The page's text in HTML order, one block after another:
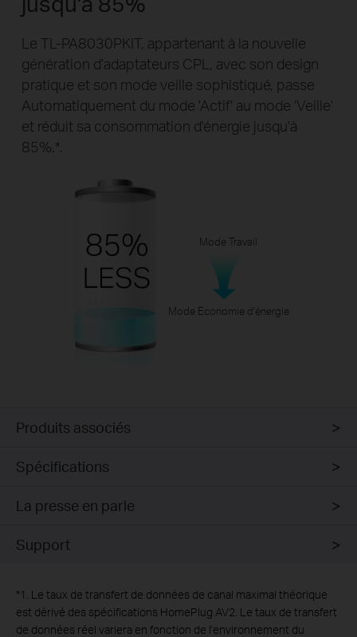
Le TL-PA8030PKIT, appartenant à la nouvelle
génération d'adaptateurs CPL, avec son design
pratique et son mode veille sophistiqué, passe
Automatiquement du mode 'Actif' au mode 'Veille'
et réduit sa consommation d'énergie jusqu'à
85%.*.
Mode Travail
Mode Economie d'énergie
Produits associés
Spécifications
La presse en parle
Support
*1. Le taux de transfert de données de canal maximal théorique
est dérivé des spécifications HomePlug AV2. Le taux de transfert
de données réel variera en fonction de l'environnement du